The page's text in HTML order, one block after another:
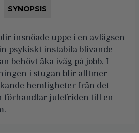
SYNOPSIS
insnöade uppe i en avlägsen
psykiskt instabila blivande
behövt åka iväg på jobb. I
i stugan blir alltmer
hemligheter från det
förhandlar julefriden till en